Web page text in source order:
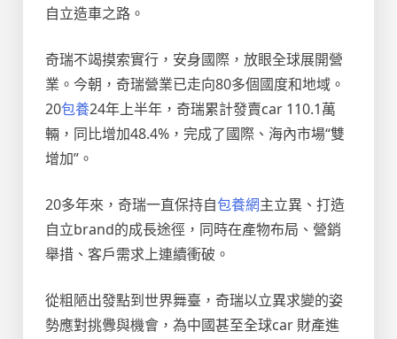
自立造車之路。
奇瑞不竭摸索實行，安身國際，放眼全球展開營
業。今朝，奇瑞營業已走向80多個國度和地域。
20包養24年上半年，奇瑞累計發賣car 110.1萬
輛，同比增加48.4%，完成了國際、海內市場“雙
增加”。
20多年來，奇瑞一直保持自包養網主立異、打造
自立brand的成長途徑，同時在產物布局、營銷
舉措、客戶需求上連續衝破。
從粗陋出發點到世界舞臺，奇瑞以立異求變的姿
勢應對挑釁與機會，為中國甚至全球car 財產進